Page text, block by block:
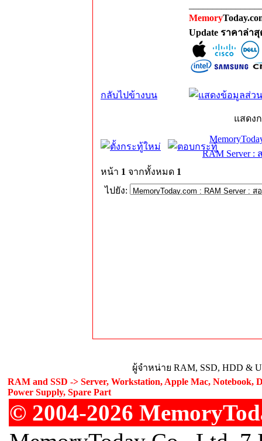
Memory
Update ราคาล่า
กลับไปข้างบน
แสดง
RAM Server :
หน้า 1 จากทั้งหมด 1
ไปยัง:
ผู้จำหน่าย RAM, SSD, HDD &
RAM and SSD -> Server, Workstation, Apple Mac, Notebook,
Power Supply, Spare Part
© 2004-2026